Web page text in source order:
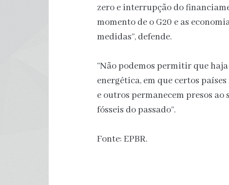
zero e interrupção do
momento de o G20 e as
medidas”, defende.
“Não podemos permitir que
energética, em que certos
e outros permanecem presos
fósseis do passado”.
Fonte: EPBR.